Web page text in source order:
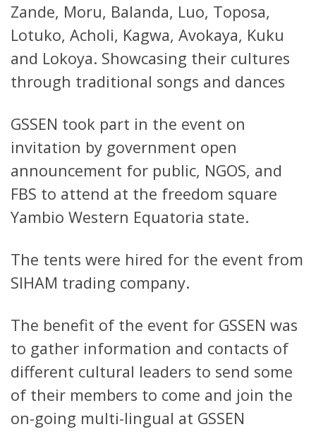
Zande, Moru, Balanda, Luo, Toposa,
Lotuko, Acholi, Kagwa, Avokaya, Kuku
and Lokoya. Showcasing their cultures
through traditional songs and dances
GSSEN took part in the event on
invitation by government open
announcement for public, NGOS, and
FBS to attend at the freedom square
Yambio Western Equatoria state.
The tents were hired for the event from
SIHAM trading company.
The benefit of the event for GSSEN was
to gather information and contacts of
different cultural leaders to send some
of their members to come and join the
on-going multi-lingual at GSSEN